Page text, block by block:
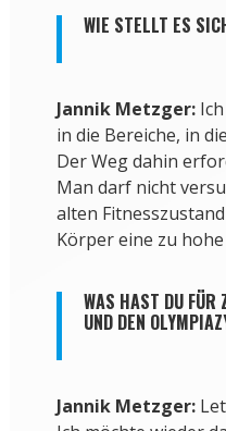
WIE STELLT ES
Jannik Metzger:Ich
in die Bereiche, in
Der Weg dahin
Man darf nicht
alten
Körper eine zu
WAS HAST DU FÜR
UND DEN
Jannik Metzger: